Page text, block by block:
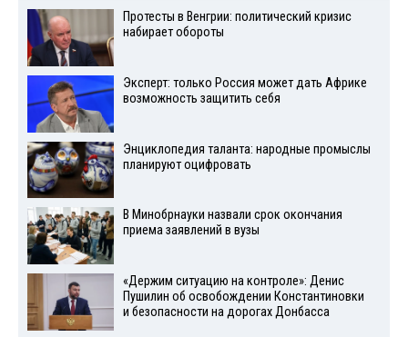
Протесты в Венгрии: политический кризис
набирает обороты
Эксперт: только Россия может дать Африке
возможность защитить себя
Энциклопедия таланта: народные промыслы
планируют оцифровать
В Минобрнауки назвали срок окончания
приема заявлений в вузы
«Держим ситуацию на контроле»: Денис
Пушилин об освобождении Константиновки
и безопасности на дорогах Донбасса